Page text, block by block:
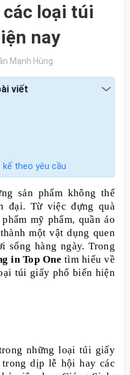
các loại túi
nay
Mạnh Hùng
viết
theo yêu cầu
sản phẩm không thể
đại. Từ việc đựng quà
mỹ phẩm, quần áo
một vật dụng quen
sống hàng ngày. Trong
in Top One tìm hiểu về
túi giấy phổ biến hiện
những loại túi giấy
dịp lễ hội hay các